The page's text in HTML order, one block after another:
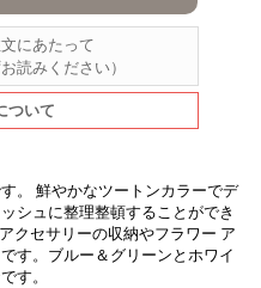
にあたって
読みください）
ついて
。 鮮やかなツートンカラーでデ
シュに整理整頓することができ
クセサリーの収納やフラワー ア
す。ブルー＆グリーンとホワイ
す。